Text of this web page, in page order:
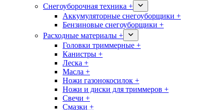
Снегоуборочная техника +
Аккумуляторные снегоуборщики +
Бензиновые снегоуборщики +
Расходные материалы +
Головки триммерные +
Канистры +
Леска +
Масла +
Ножи газонокосилок +
Ножи и диски для триммеров +
Свечи +
Смазки +